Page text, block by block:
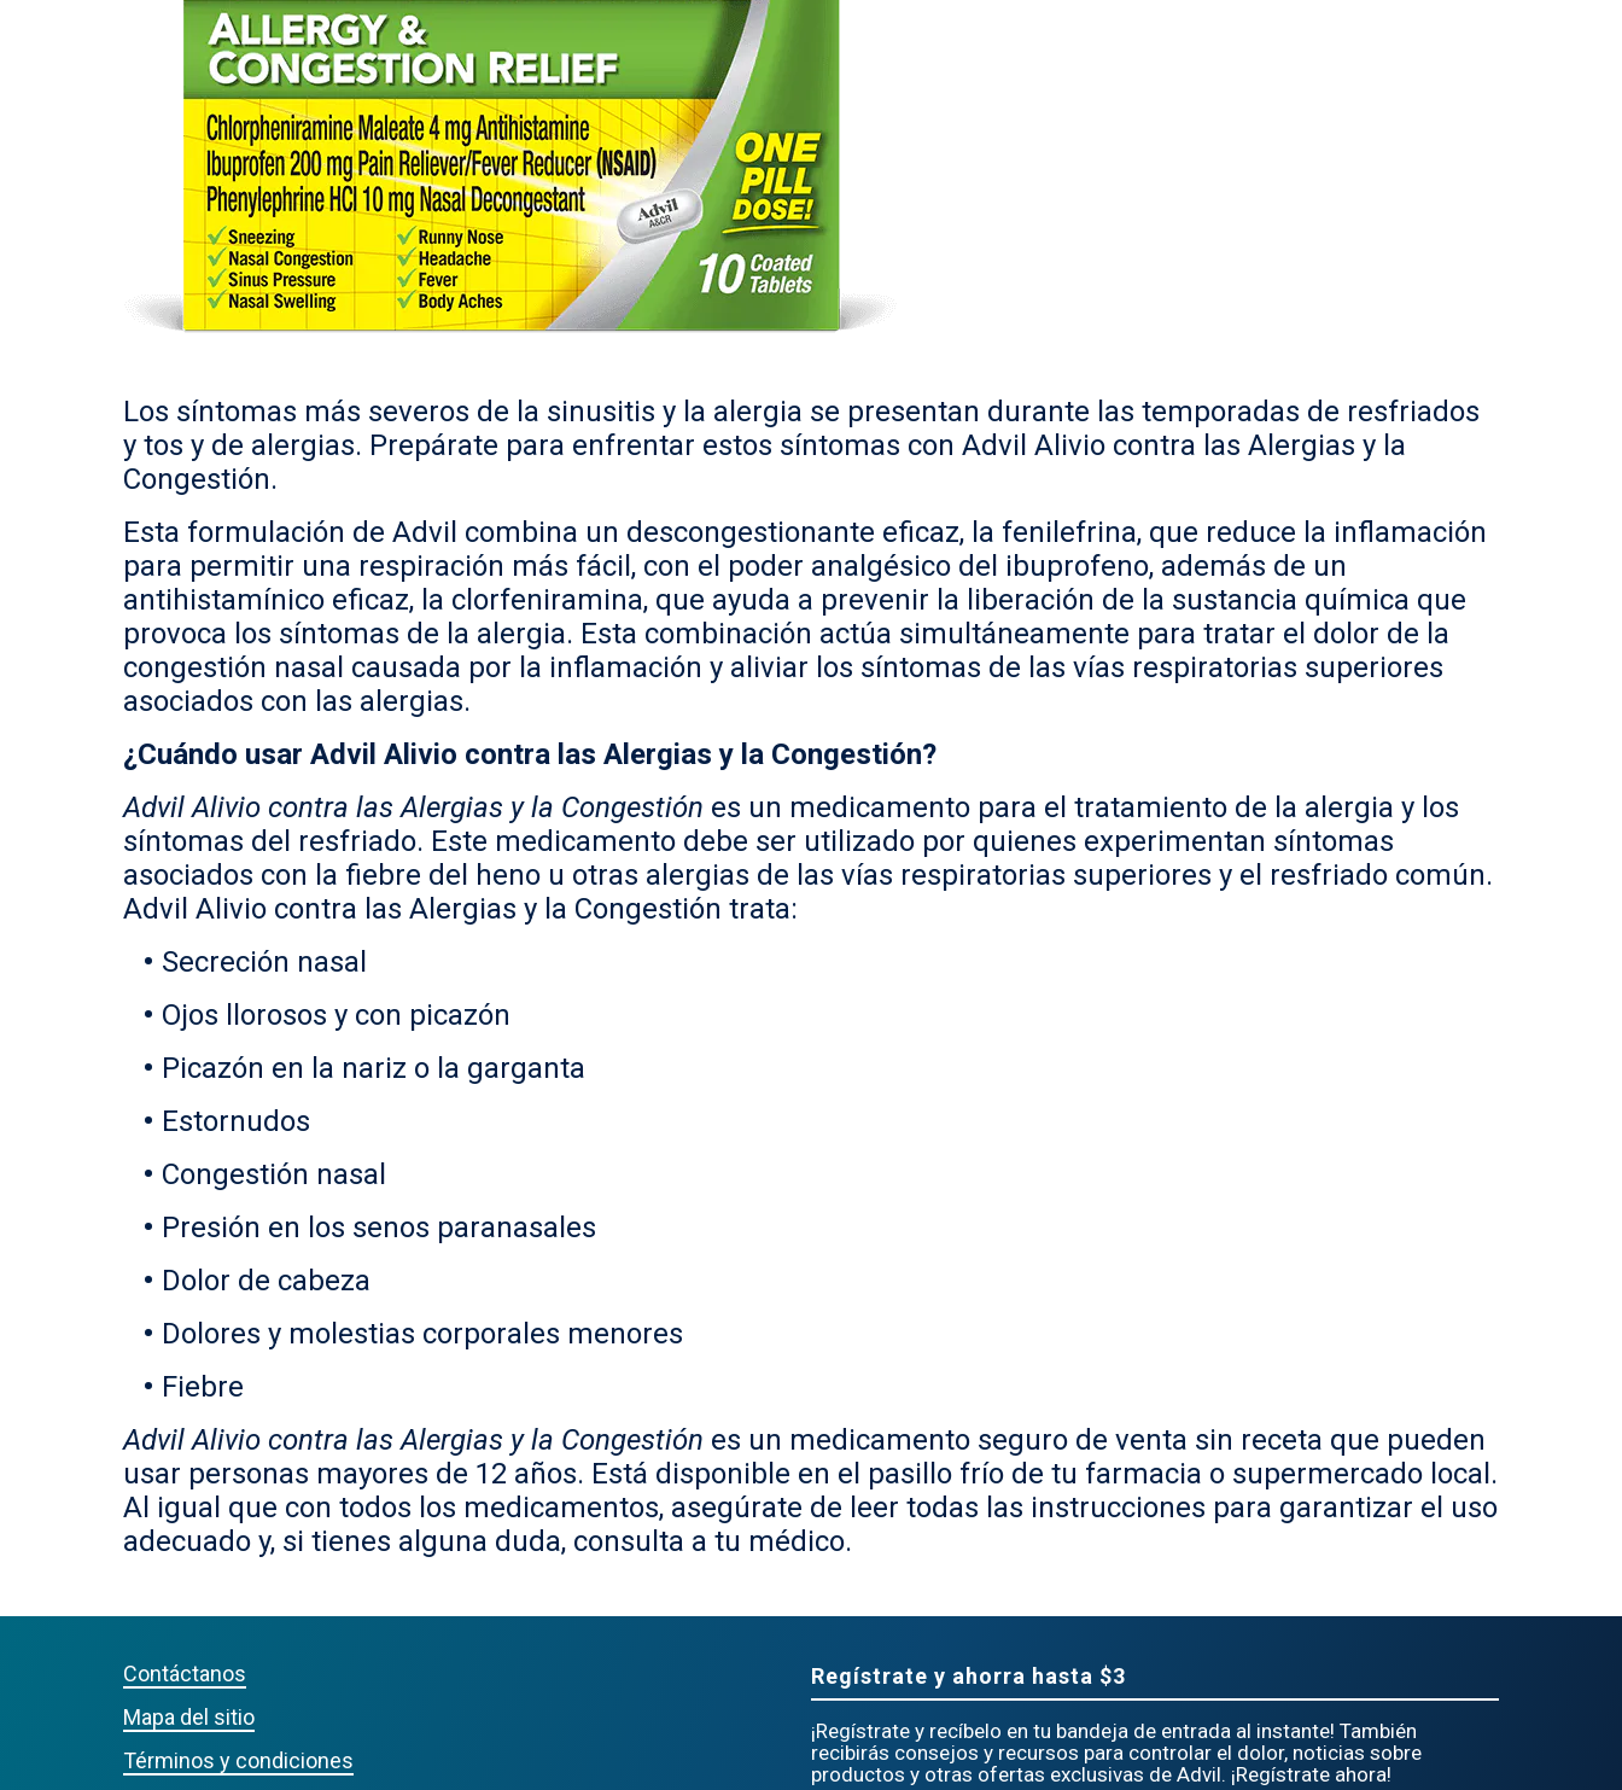
Los síntomas más severos de la sinusitis y la alergia se presentan durante las temporadas de resfriados
y tos y de alergias. Prepárate para enfrentar estos síntomas con Advil Alivio contra las Alergias y la
Congestión.
Esta formulación de Advil combina un descongestionante eficaz, la fenilefrina, que reduce la inflamación
para permitir una respiración más fácil, con el poder analgésico del ibuprofeno, además de un
antihistamínico eficaz, la clorfeniramina, que ayuda a prevenir la liberación de la sustancia química que
provoca los síntomas de la alergia. Esta combinación actúa simultáneamente para tratar el dolor de la
congestión nasal causada por la inflamación y aliviar los síntomas de las vías respiratorias superiores
asociados con las alergias.
¿Cuándo usar Advil Alivio contra las Alergias y la Congestión?
Advil Alivio contra las Alergias y la Congestión es un medicamento para el tratamiento de la alergia y los
síntomas del resfriado. Este medicamento debe ser utilizado por quienes experimentan síntomas
asociados con la fiebre del heno u otras alergias de las vías respiratorias superiores y el resfriado común.
Advil Alivio contra las Alergias y la Congestión trata:
Secreción nasal
Ojos llorosos y con picazón
Picazón en la nariz o la garganta
Estornudos
Congestión nasal
Presión en los senos paranasales
Dolor de cabeza
Dolores y molestias corporales menores
Fiebre
Advil Alivio contra las Alergias y la Congestión es un medicamento seguro de venta sin receta que pueden
usar personas mayores de 12 años. Está disponible en el pasillo frío de tu farmacia o supermercado local.
Al igual que con todos los medicamentos, asegúrate de leer todas las instrucciones para garantizar el uso
adecuado y, si tienes alguna duda, consulta a tu médico.
Contáctanos
Mapa del sitio
Términos y condiciones
Regístrate y ahorra hasta $3
¡Regístrate y recíbelo en tu bandeja de entrada al instante! También
recibirás consejos y recursos para controlar el dolor, noticias sobre
productos y otras ofertas exclusivas de Advil. ¡Regístrate ahora!